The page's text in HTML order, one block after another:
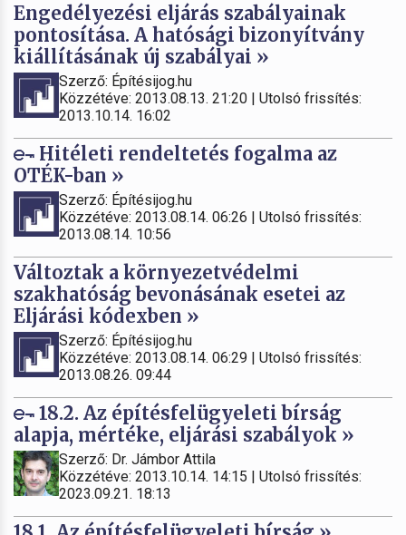
Engedélyezési eljárás szabályainak
pontosítása. A hatósági bizonyítvány
kiállításának új szabályai »
Szerző: Építésijog.hu
Közzétéve: 2013.08.13. 21:20 | Utolsó frissítés:
2013.10.14. 16:02
Hitéleti rendeltetés fogalma az
OTÉK-ban »
Szerző: Építésijog.hu
Közzétéve: 2013.08.14. 06:26 | Utolsó frissítés:
2013.08.14. 10:56
Változtak a környezetvédelmi
szakhatóság bevonásának esetei az
Eljárási kódexben »
Szerző: Építésijog.hu
Közzétéve: 2013.08.14. 06:29 | Utolsó frissítés:
2013.08.26. 09:44
18.2. Az építésfelügyeleti bírság
alapja, mértéke, eljárási szabályok »
Szerző: Dr. Jámbor Attila
Közzétéve: 2013.10.14. 14:15 | Utolsó frissítés:
2023.09.21. 18:13